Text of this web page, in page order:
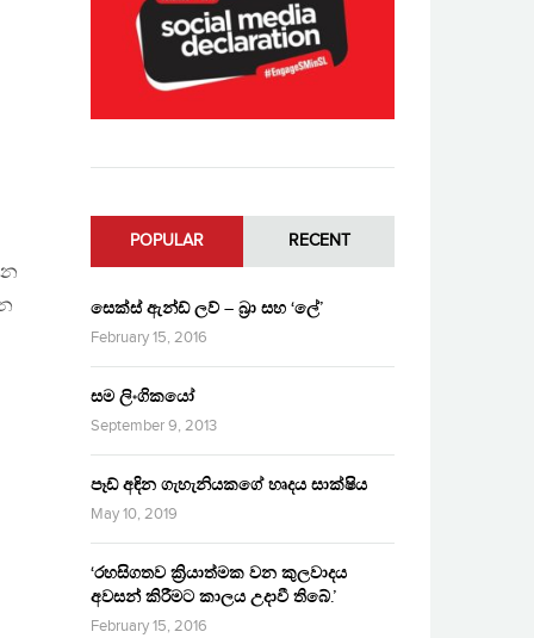
POPULAR RECENT
සෙක්ස් ඇන්ඩ් ලව් – බ්‍රා සහ ‘ලේ’
February 15, 2016
සම ලිංගිකයෝ
September 9, 2013
පෑඩ් අඳින ගැහැනියකගේ හෘදය සාක්ෂිය
May 10, 2019
‘රහසිගතව ක්‍රියාත්මක වන කුලවාදය
අවසන් කිරීමට කාලය උදාවී තිබේ.’
February 15, 2016